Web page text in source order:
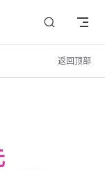
返回顶部